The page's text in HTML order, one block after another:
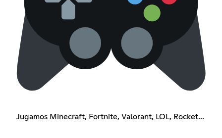
Jugamos Minecraft, Fortnite, Valorant, LOL, Rocket...